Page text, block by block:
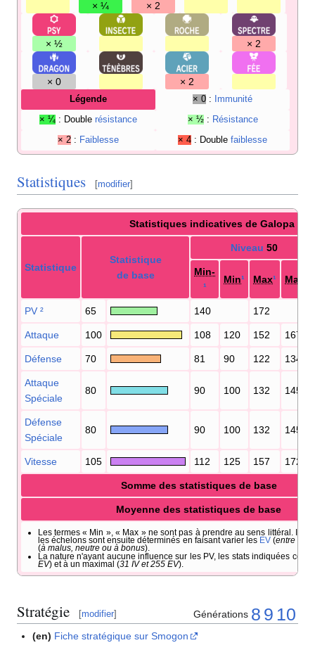
× ¼ × 2
× ½ × 2
× 0 × 2
Légende × 0 : Immunité
× ¼ : Double résistance × ½ : Résistance
× 2 : Faiblesse × 4 : Double faiblesse
Statistiques [modifier]
Statistiques indicatives de Galopa de
Statistique
Statistique
de base
Niveau 50
Min-
¹
Min¹ Max¹ Max+
PV ² 65 140 172
Attaque 100 108 120 152 167
Défense 70 81 90 122 134
Attaque
Spéciale
80 90 100 132 145
Défense
Spéciale
80 90 100 132 145
Vitesse 105 112 125 157 172
Somme des statistiques de base
Moyenne des statistiques de base
Les termes « Min », « Max » ne sont pas à prendre au sens littéral. Il
les échelons sont ensuite déterminés en faisant varier les EV (entre 0 et
(à malus, neutre ou à bonus).
La nature n'ayant aucune influence sur les PV, les stats indiquées
EV) et à un maximal (31 IV et 255 EV).
Stratégie [modifier] Générations 8 9 10
(en) Fiche stratégique sur Smogon